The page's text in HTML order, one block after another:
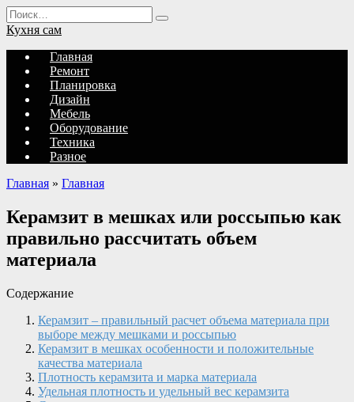
Перейти
к
содержанию
Search
for:
Кухня сам
Главная
Ремонт
Планировка
Дизайн
Мебель
Оборудование
Техника
Разное
Главная » Главная
Керамзит в мешках или россыпью как
правильно рассчитать объем
материала
Содержание
Керамзит – правильный расчет объема материала при
выборе между мешками и россыпью
Керамзит в мешках особенности и положительные
качества материала
Плотность керамзита и марка материала
Удельная плотность и удельный вес керамзита